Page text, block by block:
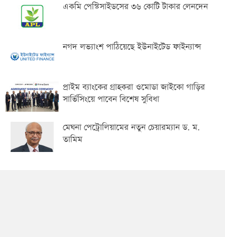
একমি পেস্টিসাইডসের ৩৬ কোটি টাকার লেনদেন
নগদ লভ্যাংশ পাঠিয়েছে ইউনাইটেড ফাইন্যান্স
প্রাইম ব্যাংকের গ্রাহকরা ওমোডা জাইকো গাড়ির
সার্ভিসিংয়ে পাবেন বিশেষ সুবিধা
মেঘনা পেট্রোলিয়ামের নতুন চেয়ারম্যান ড. ম.
তামিম